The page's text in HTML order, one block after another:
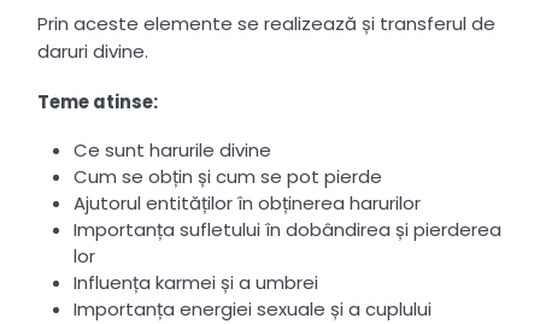
Prin aceste elemente se realizează și transferul de
daruri divine.
Teme atinse:
Ce sunt harurile divine
Cum se obțin și cum se pot pierde
Ajutorul entităților în obținerea harurilor
Importanța sufletului în dobândirea și pierderea
lor
Influența karmei și a umbrei
Importanța energiei sexuale și a cuplului